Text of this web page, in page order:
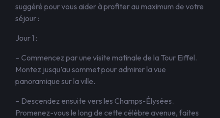
suggéré pour vous aider à profiter au maximum de votre
séjour :
Jour 1 :
– Commencez par une visite matinale de la Tour Eiffel.
Montez jusqu’au sommet pour admirer la vue
panoramique sur la ville.
– Descendez ensuite vers les Champs-Élysées.
Promenez-vous le long de cette célèbre avenue, faites